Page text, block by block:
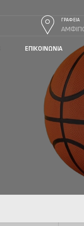
ΓΡΑΦΕΙΑ
ΕΠΙΚΟΙΝΩΝΊΑ